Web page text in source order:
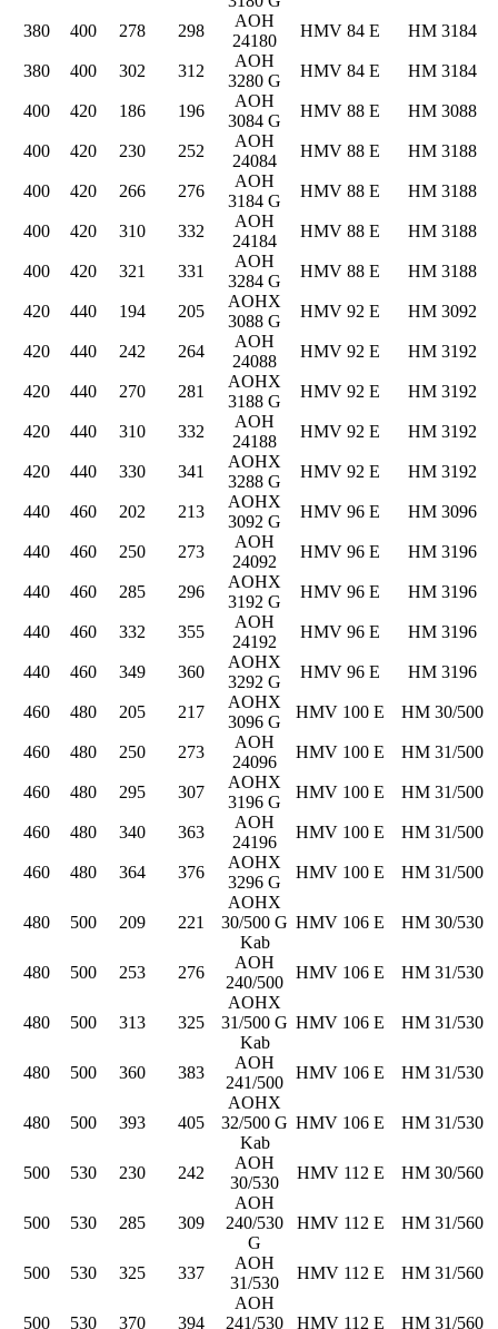
380 400 278 298
AOH
24180
HMV 84 E HM 3184
380 400 302 312
AOH
3280 G
HMV 84 E HM 3184
400 420 186 196
AOH
3084 G
HMV 88 E HM 3088
400 420 230 252
AOH
24084
HMV 88 E HM 3188
400 420 266 276
AOH
3184 G
HMV 88 E HM 3188
400 420 310 332
AOH
24184
HMV 88 E HM 3188
400 420 321 331
AOH
3284 G
HMV 88 E HM 3188
420 440 194 205
AOHX
3088 G
HMV 92 E HM 3092
420 440 242 264
AOH
24088
HMV 92 E HM 3192
420 440 270 281
AOHX
3188 G
HMV 92 E HM 3192
420 440 310 332
AOH
24188
HMV 92 E HM 3192
420 440 330 341
AOHX
3288 G
HMV 92 E HM 3192
440 460 202 213
AOHX
3092 G
HMV 96 E HM 3096
440 460 250 273
AOH
24092
HMV 96 E HM 3196
440 460 285 296
AOHX
3192 G
HMV 96 E HM 3196
440 460 332 355
AOH
24192
HMV 96 E HM 3196
440 460 349 360
AOHX
3292 G
HMV 96 E HM 3196
460 480 205 217
AOHX
3096 G
HMV 100 E HM 30/500
460 480 250 273
AOH
24096
HMV 100 E HM 31/500
460 480 295 307
AOHX
3196 G
HMV 100 E HM 31/500
460 480 340 363
AOH
24196
HMV 100 E HM 31/500
460 480 364 376
AOHX
3296 G
HMV 100 E HM 31/500
480 500 209 221
AOHX
30/500 G
Kab
HMV 106 E HM 30/530
480 500 253 276
AOH
240/500
HMV 106 E HM 31/530
480 500 313 325
AOHX
31/500 G
Kab
HMV 106 E HM 31/530
480 500 360 383
AOH
241/500
HMV 106 E HM 31/530
480 500 393 405
AOHX
32/500 G
Kab
HMV 106 E HM 31/530
500 530 230 242
AOH
30/530
HMV 112 E HM 30/560
500 530 285 309
AOH
240/530
G
HMV 112 E HM 31/560
500 530 325 337
AOH
31/530
HMV 112 E HM 31/560
500 530 370 394
AOH
241/530
HMV 112 E HM 31/560